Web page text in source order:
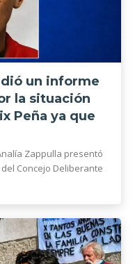
un informe
la situación
Peña ya que
Zappulla presentó
Concejo Deliberante